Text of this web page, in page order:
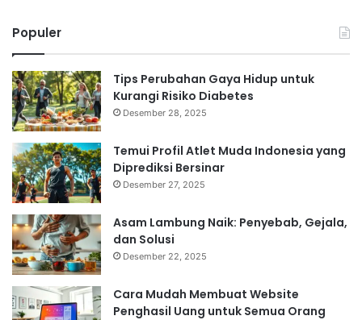
Populer
Tips Perubahan Gaya Hidup untuk
Kurangi Risiko Diabetes
Desember 28, 2025
Temui Profil Atlet Muda Indonesia yang
Diprediksi Bersinar
Desember 27, 2025
Asam Lambung Naik: Penyebab, Gejala,
dan Solusi
Desember 22, 2025
Cara Mudah Membuat Website
Penghasil Uang untuk Semua Orang